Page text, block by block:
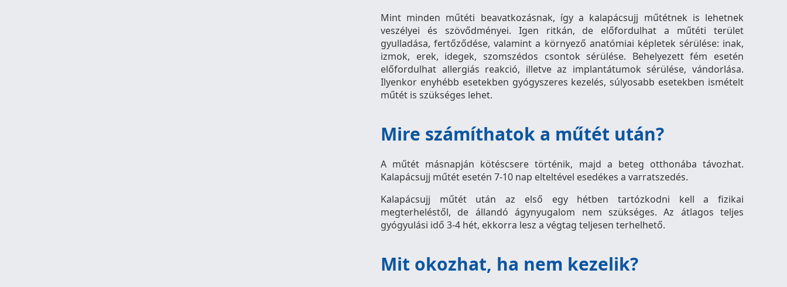
Mint minden műtéti beavatkozásnak, így a kalapácsujj műtétnek is lehetnek
veszélyei és szövődményei. Igen ritkán, de előfordulhat a műtéti terület
gyulladása, fertőződése, valamint a környező anatómiai képletek sérülése: inak,
izmok, erek, idegek, szomszédos csontok sérülése. Behelyezett fém esetén
előfordulhat allergiás reakció, illetve az implantátumok sérülése, vándorlása.
Ilyenkor enyhébb esetekben gyógyszeres kezelés, súlyosabb esetekben ismételt
műtét is szükséges lehet.
Mire számíthatok a műtét után?
A műtét másnapján kötéscsere történik, majd a beteg otthonába távozhat.
Kalapácsujj műtét esetén 7-10 nap elteltével esedékes a varratszedés.
Kalapácsujj műtét után az első egy hétben tartózkodni kell a fizikai
megterheléstől, de állandó ágynyugalom nem szükséges. Az átlagos teljes
gyógyulási idő 3-4 hét, ekkorra lesz a végtag teljesen terhelhető.
Mit okozhat, ha nem kezelik?